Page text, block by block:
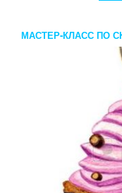
МАСТЕР-КЛАСС ПО